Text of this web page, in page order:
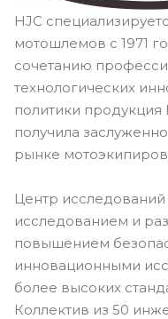
HJC
мотошлемов с 1971
сочетанию
технологических
политики продукция
получила
рынке
Центр исследований
исследованием и
повышением
инновационными
более высоких
Коллектив из 50